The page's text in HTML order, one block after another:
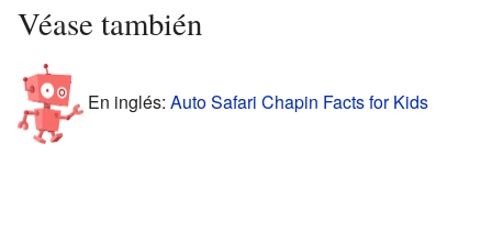
Véase también
En inglés: Auto Safari Chapin Facts for Kids